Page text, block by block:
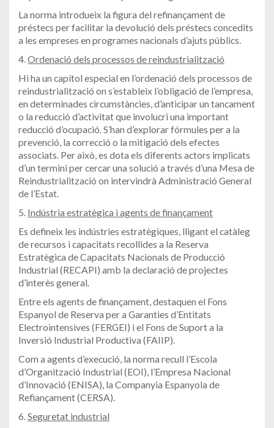
La norma introdueix la figura del refinançament de
préstecs per facilitar la devolució dels préstecs concedits
a les empreses en programes nacionals d’ajuts públics.
4. Ordenació dels processos de reindustrialització
Hi ha un capítol especial en l’ordenació dels processos de
reindustrialització on s’estableix l’obligació de l’empresa,
en determinades circumstàncies, d’anticipar un tancament
o la reducció d’activitat que involucri una important
reducció d’ocupació. S’han d’explorar fórmules per a la
prevenció, la correcció o la mitigació dels efectes
associats. Per això, es dota els diferents actors implicats
d’un termini per cercar una solució a través d’una Mesa de
Reindustrialització on intervindrà Administració General
de l’Estat.
5. Indústria estratègica i agents de finançament
Es defineix les indústries estratègiques, lligant el catàleg
de recursos i capacitats recollides a la Reserva
Estratègica de Capacitats Nacionals de Producció
Industrial (RECAPI) amb la declaració de projectes
d’interès general.
Entre els agents de finançament, destaquen el Fons
Espanyol de Reserva per a Garanties d’Entitats
Electrointensives (FERGEI) i el Fons de Suport a la
Inversió Industrial Productiva (FAIIP).
Com a agents d’execució, la norma recull l’Escola
d’Organització Industrial (EOI), l’Empresa Nacional
d’Innovació (ENISA), la Companyia Espanyola de
Refiançament (CERSA).
6. Seguretat industrial